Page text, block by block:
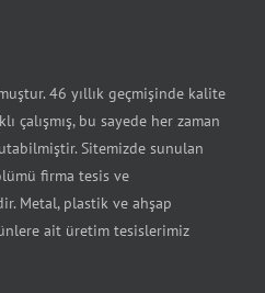
46 yıllık geçmişinde kalite
çalışmış, bu sayede her zaman
Sitemizde sunulan
firma tesis ve
Metal, plastik ve ahşap
ait üretim tesislerimiz